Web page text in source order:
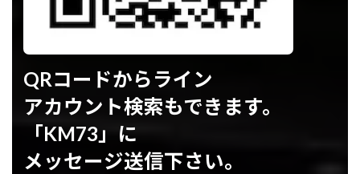
QRコードからライン
アカウント検索もできます。
「KM73」に
メッセージ送信下さい。